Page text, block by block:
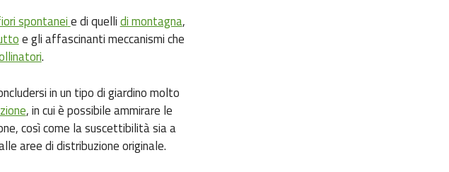
spontaneie di quellidi montagna,
e gli affascinanti meccanismi che
.
in un tipo di giardino molto
, in cui è possibile ammirare le
così come la suscettibilità sia a
aree di distribuzione originale.